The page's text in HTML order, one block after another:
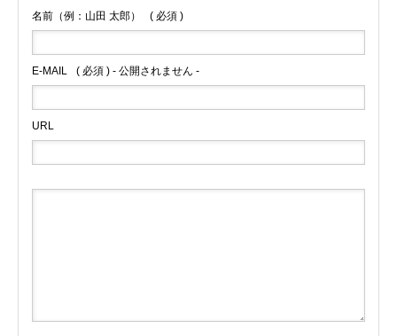
COMPANY 会社について
名前（例：山田 太郎） ( 必須 )
E-MAIL ( 必須 ) - 公開されません -
URL